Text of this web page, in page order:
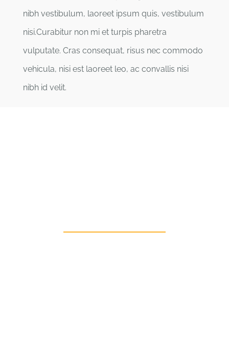
nibh vestibulum, laoreet ipsum quis, vestibulum
nisi.Curabitur non mi et turpis pharetra
vulputate. Cras consequat, risus nec commodo
vehicula, nisi est laoreet leo, ac convallis nisi
nibh id velit.